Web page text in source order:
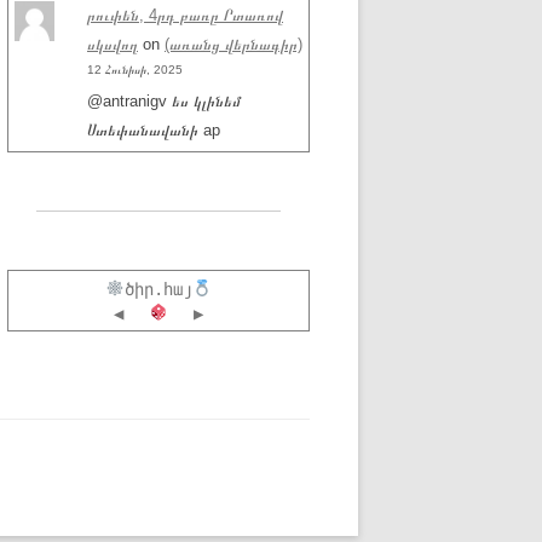
րուփեն, 4րդ բառը Րտառով
սկսվող on (առանց վերնագիր)
12 Հունիսի, 2025
@antranigv ես կլինեմ
Ստեփանավանի ap
ծիր.հայ
◀
▶